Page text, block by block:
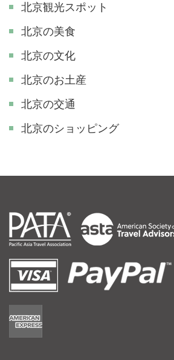
北京観光スポット
北京の美食
北京の文化
北京のお土産
北京の交通
北京のショッピング